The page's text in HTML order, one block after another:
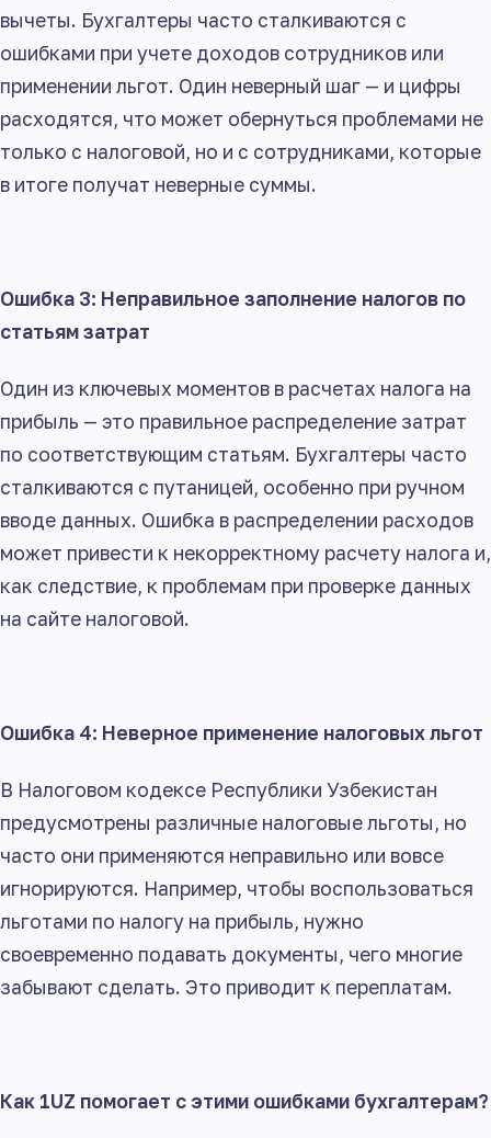
вычеты. Бухгалтеры часто сталкиваются с
ошибками при учете доходов сотрудников или
применении льгот. Один неверный шаг — и цифры
расходятся, что может обернуться проблемами не
только с налоговой, но и с сотрудниками, которые
в итоге получат неверные суммы.
Ошибка 3: Неправильное заполнение налогов по
статьям затрат
Один из ключевых моментов в расчетах налога на
прибыль — это правильное распределение затрат
по соответствующим статьям. Бухгалтеры часто
сталкиваются с путаницей, особенно при ручном
вводе данных. Ошибка в распределении расходов
может привести к некорректному расчету налога и,
как следствие, к проблемам при проверке данных
на сайте налоговой.
Ошибка 4: Неверное применение налоговых льгот
В Налоговом кодексе Республики Узбекистан
предусмотрены различные налоговые льготы, но
часто они применяются неправильно или вовсе
игнорируются. Например, чтобы воспользоваться
льготами по налогу на прибыль, нужно
своевременно подавать документы, чего многие
забывают сделать. Это приводит к переплатам.
Как 1UZ помогает с этими ошибками бухгалтерам?